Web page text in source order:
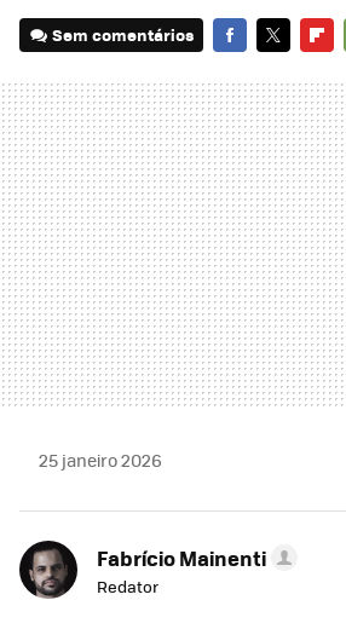
Sem comentários
25 janeiro 2026
Fabrício Mainenti
Redator